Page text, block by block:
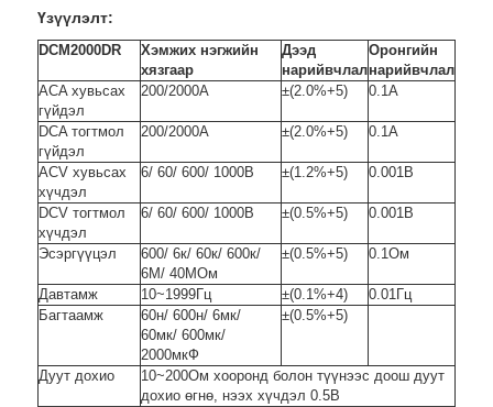
Үзүүлэлт:
DCM2000DR
Хэмжих нэгжийн
хязгаар
Дээд
нарийвчлал
Оронгийн
нарийвчлал
ACA хувьсах
гүйдэл
200/2000А ±(2.0%+5) 0.1А
DCA тогтмол
гүйдэл
200/2000А ±(2.0%+5) 0.1А
ACV хувьсах
хүчдэл
6/ 60/ 600/ 1000В ±(1.2%+5) 0.001В
DCV тогтмол
хүчдэл
6/ 60/ 600/ 1000В ±(0.5%+5) 0.001В
Эсэргүүцэл
600/ 6к/ 60к/ 600к/
6М/ 40МОм
±(0.5%+5) 0.1Ом
Давтамж 10~1999Гц ±(0.1%+4)
0.01Гц
Багтаамж
60н/ 600н/ 6мк/
60мк/ 600мк/
2000мкФ
±(0.5%+5)
Дуут дохио
10~200Ом хооронд болон түүнээс доош дуут
дохио өгнө, нээх хүчдэл 0.5В